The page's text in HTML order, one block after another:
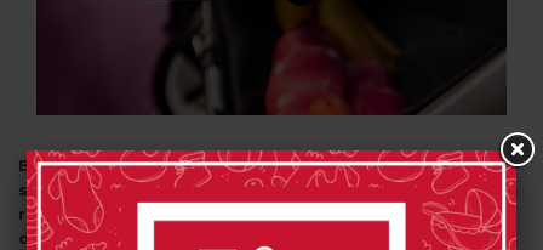
Bugaboo Donkey 5es un carrito que ofrece unasuave y
sencilla conducción gracias a su banda de rodadura en las
ruedas , un círculo de giro increíblemente pequeñoy un
centro de gravedad más estable
que permite maniobrar